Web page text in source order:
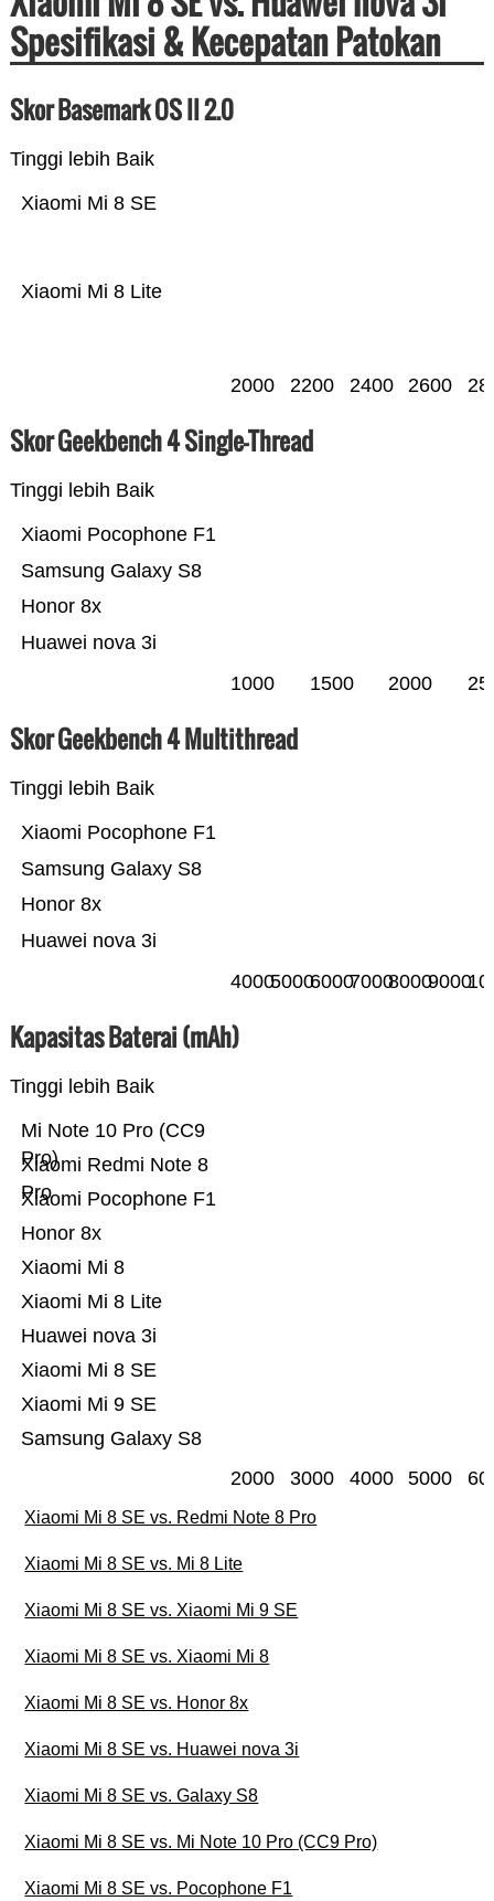
Spesifikasi & Kecepatan Patokan
Skor Basemark OS II 2.0
Tinggi lebih Baik
Xiaomi Mi 8 Lite
Xiaomi Mi 8 SE
2000 2200 2400 2600
Skor Geekbench 4 Single-Thread
Tinggi lebih Baik
Huawei nova 3i
Honor 8x
Samsung Galaxy S8
Xiaomi Pocophone F1
1000 1500 2000
Skor Geekbench 4 Multithread
Tinggi lebih Baik
Huawei nova 3i
Honor 8x
Samsung Galaxy S8
Xiaomi Pocophone F1
400050006000700080009000
Kapasitas Baterai (mAh)
Tinggi lebih Baik
Samsung Galaxy S8
Xiaomi Mi 9 SE
Xiaomi Mi 8 SE
Huawei nova 3i
Xiaomi Mi 8 Lite
Xiaomi Mi 8
Honor 8x
Xiaomi Pocophone F1
Xiaomi Redmi Note 8
Pro
Mi Note 10 Pro (CC9
Pro)
2000 3000 4000 5000
Xiaomi Mi 8 SE vs. Redmi Note 8 Pro
Xiaomi Mi 8 SE vs. Mi 8 Lite
Xiaomi Mi 8 SE vs. Xiaomi Mi 9 SE
Xiaomi Mi 8 SE vs. Xiaomi Mi 8
Xiaomi Mi 8 SE vs. Honor 8x
Xiaomi Mi 8 SE vs. Huawei nova 3i
Xiaomi Mi 8 SE vs. Galaxy S8
Xiaomi Mi 8 SE vs. Mi Note 10 Pro (CC9 Pro)
Xiaomi Mi 8 SE vs. Pocophone F1